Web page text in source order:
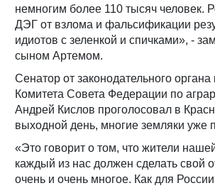
немногим более 110 тысяч человек.
ДЭГ от взлома и фальсификации
идиотов с зеленкой и спичками», -
сыном Артемом.
Сенатор от законодательного
Комитета Совета Федерации по
Андрей Кислов проголосовал в
выходной день, многие земляки уже
«Это говорит о том, что жители
каждый из нас должен сделать свой
очень и очень многое. Как для